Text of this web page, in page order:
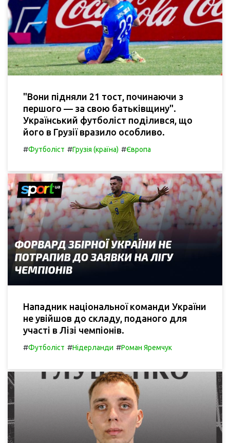
"Вони підняли 21 тост, починаючи з
першого — за свою батьківщину".
Український футболіст поділився, що
його в Грузії вразило особливо.
#Футболіст #Грузія (країна) #Європа
Нападник національної команди України
не увійшов до складу, поданого для
участі в Лізі чемпіонів.
#Футболіст #Нідерланди #Роман Яремчук